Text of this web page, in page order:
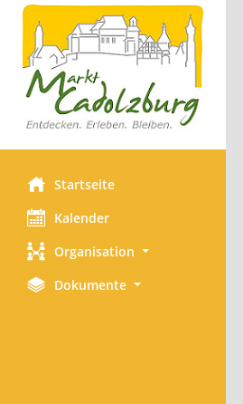
Startseite
Kalender
Organisation
Dokumente